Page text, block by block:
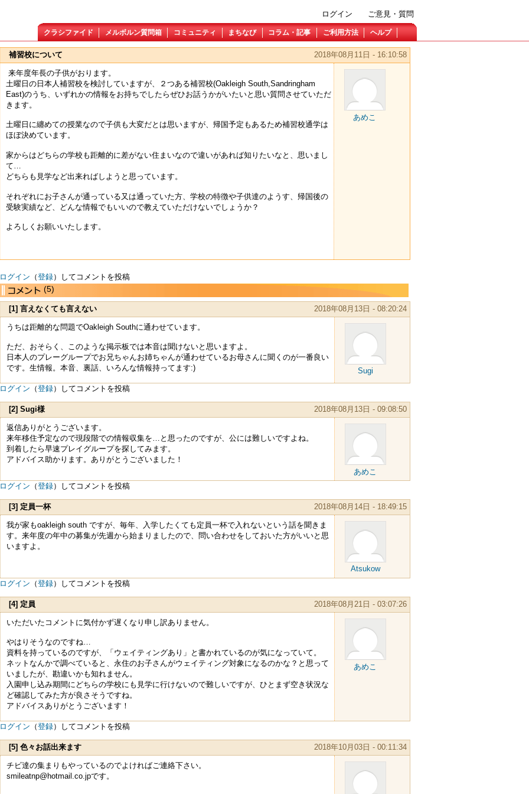
ご意見・質問
ログイン
クラシファイド メルボルン質問箱 コミュニティ まちなび コラム・記事 ご利用方法 ヘルプ
補習校について 2018年08月11日 - 16:10:58
来年度年長の子供がおります。
土曜日の日本人補習校を検討していますが、２つある補習校(Oakleigh South,Sandringham
East)のうち、いずれかの情報をお持ちでしたらぜひお話うかがいたいと思い質問させていただ
きます。
土曜日に纏めての授業なので子供も大変だとは思いますが、帰国予定もあるため補習校通学は
ほぼ決めています。
家からはどちらの学校も距離的に差がない住まいなので違いがあれば知りたいなと、思いまし
て…
どちらも見学など出来ればしようと思っています。
それぞれにお子さんが通っている又は通っていた方、学校の特徴や子供達のようす、帰国後の
受験実績など、どんな情報でもいいので教えていただけないでしょうか？
よろしくお願いいたします。
あめこ
ログイン （登録）してコメントを投稿
(5)
[1] 言えなくても言えない 2018年08月13日 - 08:20:24
うちは距離的な問題でOakleigh Southに通わせています。
ただ、おそらく、このような掲示板では本音は聞けないと思いますよ。
日本人のプレーグループでお兄ちゃんお姉ちゃんが通わせているお母さんに聞くのが一番良い
です。生情報。本音、裏話、いろんな情報持ってます:)
Sugi
ログイン （登録）してコメントを投稿
[2] Sugi様 2018年08月13日 - 09:08:50
返信ありがとうございます。
来年移住予定なので現段階での情報収集を…と思ったのですが、公には難しいですよね。
到着したら早速プレイグループを探してみます。
アドバイス助かります。ありがとうございました！
あめこ
ログイン （登録）してコメントを投稿
[3] 定員一杯 2018年08月14日 - 18:49:15
我が家もoakleigh south ですが、毎年、入学したくても定員一杯で入れないという話を聞きま
す。来年度の年中の募集が先週から始まりましたので、問い合わせをしておいた方がいいと思
いますよ。
Atsukow
ログイン （登録）してコメントを投稿
[4] 定員 2018年08月21日 - 03:07:26
いただいたコメントに気付かず遅くなり申し訳ありません。
やはりそうなのですね…
資料を持っているのですが、「ウェイティングあり」と書かれているのが気になっていて。
ネットなんかで調べていると、永住のお子さんがウェイティング対象になるのかな？と思って
いましたが、勘違いかも知れません。
入園申し込み期間にどちらの学校にも見学に行けないので難しいですが、ひとまず空き状況な
ど確認してみた方が良さそうですね。
アドバイスありがとうございます！
あめこ
ログイン （登録）してコメントを投稿
[5] 色々お話出来ます 2018年10月03日 - 00:11:34
チビ達の集まりもやっているのでよければご連絡下さい。
smileatnp@hotmail.co.jpです。